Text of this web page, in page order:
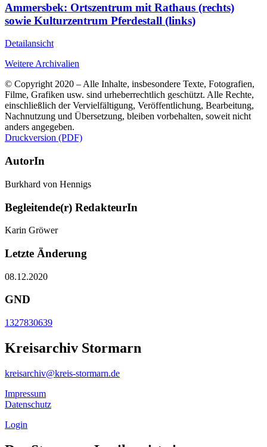
Ammersbek: Ortszentrum mit Rathaus (rechts)
sowie Kulturzentrum Pferdestall (links)
Detailansicht
Weitere Archivalien
© Copyright 2020 – Alle Inhalte, insbesondere Texte, Fotografien,
Filme, Grafiken usw. sind urheberrechtlich geschützt. Alle Rechte,
einschließlich der Vervielfältigung, Veröffentlichung, Bearbeitung,
Nachnutzung und Übersetzung, bleiben vorbehalten, soweit nicht
anders angegeben.
Druckversion (PDF)
AutorIn
Burkhard von Hennigs
Begleitende(r) RedakteurIn
Karin Gröwer
Letzte Änderung
08.12.2020
GND
1327830639
Kreisarchiv Stormarn
kreisarchiv@kreis-stormarn.de
Impressum
Datenschutz
Login